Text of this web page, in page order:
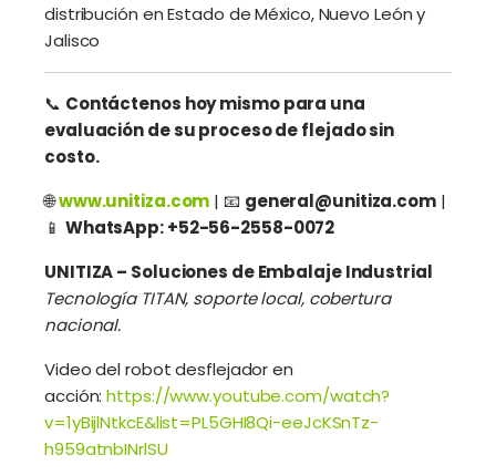
distribución en Estado de México, Nuevo León y
Jalisco
📞 Contáctenos hoy mismo para una
evaluación de su proceso de flejado sin
costo.
🌐www.unitiza.com | 📧 general@unitiza.com|
📱 WhatsApp: +52-56-2558-0072
UNITIZA – Soluciones de Embalaje Industrial
Tecnología TITAN, soporte local, cobertura
nacional.
Video del robot desflejador en
acción:https://www.youtube.com/watch?
v=1yBijlNtkcE&list=PL5GHI8Qi-eeJcKSnTz-
h959atnbINrlSU